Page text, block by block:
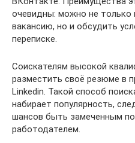
очевидны: можно не
вакансию, но и обсудить
переписке.
Соискателям высокой
разместить своё резюме в
Linkedin. Такой способ
набирает популярность,
шансов быть замеченным
работодателем.